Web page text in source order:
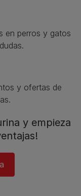
en perros y gatos
y ofertas de
y empieza